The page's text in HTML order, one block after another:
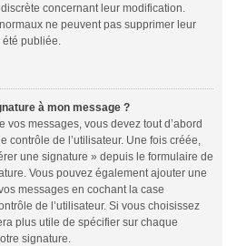
concernant leur modification.
ne peuvent pas supprimer leur
été publiée.
à mon message ?
vos messages, vous devez tout d’abord
contrôle de l’utilisateur. Une fois créée,
une signature » depuis le formulaire de
Vous pouvez également ajouter une
messages en cochant la case
de l’utilisateur. Si vous choisissez
plus utile de spécifier sur chaque
signature.